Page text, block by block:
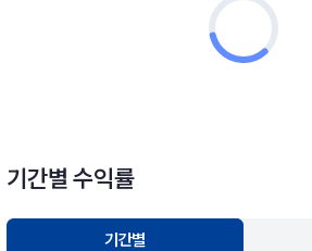
기간별 수익률
기간별